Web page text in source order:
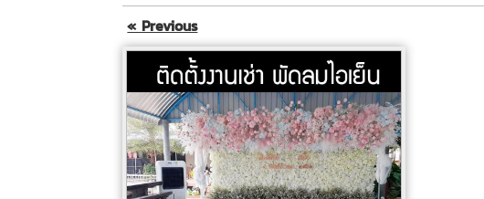
« Previous